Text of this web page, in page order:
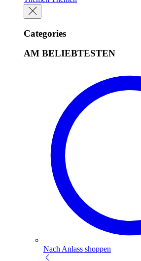
Categories
AM BELIEBTESTEN
Nach Anlass shoppen